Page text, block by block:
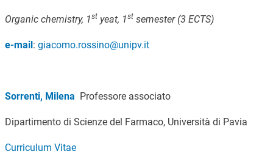
Organic chemistry, 1styeat, 1stsemester (3 ECTS)
e-mail: giacomo.rossino@unipv.it
Sorrenti, Milena Professore associato
Dipartimento di Scienze del Farmaco, Università di Pavia
Curriculum Vitae